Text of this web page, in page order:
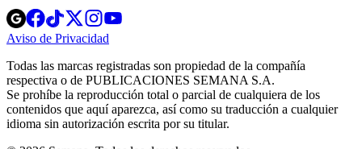
Opens
in
new
Opens
in
new
Opens
in
new
window
Opens
new
windowwindow
Aviso de Privacidad
new
window
Todas las marcas registradas son propiedad de la compañía
respectiva o de PUBLICACIONES SEMANA S.A.
Se prohíbe la reproducción total o parcial de cualquiera de los
contenidos que aquí aparezca, así como su traducción a cualquier
idioma sin autorización escrita por su titular.